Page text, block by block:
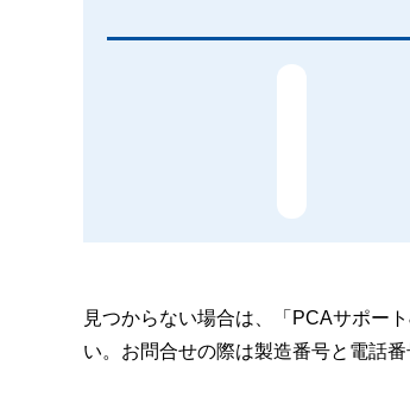
見つからない場合は、「PCAサポー
い。お問合せの際は製造番号と電話番